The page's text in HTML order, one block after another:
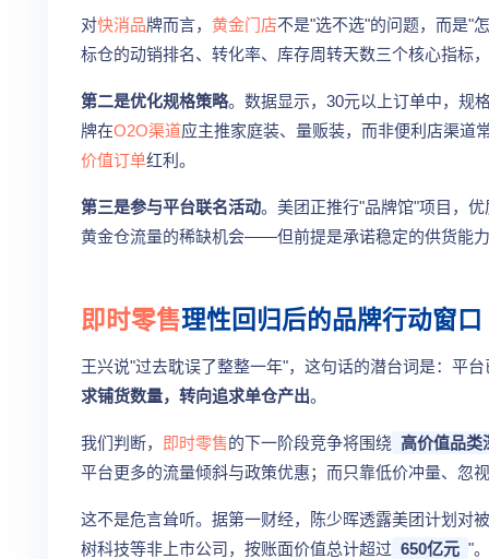
对快消品牌而言， 黄金门店不是"选不选"的问题，而是"
标仓的动销排名、转化率、库存周转天数三个核心指标
第二是优化规格策略。数据显示，30元以上订单中，规
牌在O2O渠道应主推家庭装、量贩装，而非便利店渠道
价值订单红利。
第三是参与平台联名活动。美团正推行"品牌馆"项目，
黄金仓流量的稀缺机会——但前提是承诺稳定的供货能力
即时零售理性回归后的品牌行动窗口
王兴说"过去耽误了整整一年"，这句话的潜台词是：平
求铺货数量，转向追求单仓产出。
我们判断， 即时零售的下一阶段竞争将围绕 高价值品类
平台更多的流量倾斜与政策优惠；而只靠低价冲量、忽
这不是危言耸听。据第一财经，陈少晖透露美团计划对
树科技等非上市公司，按账面价值总计超过 650亿元 "